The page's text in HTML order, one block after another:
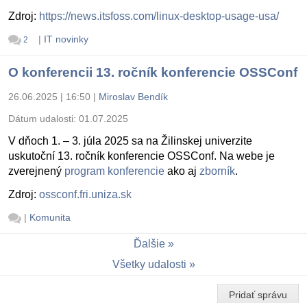
Zdroj: https://news.itsfoss.com/linux-desktop-usage-usa/
2 | IT novinky
O konferencii 13. ročník konferencie OSSConf
26.06.2025 | 16:50 | Miroslav Bendík
Dátum udalosti: 01.07.2025
V dňoch 1. – 3. júla 2025 sa na Žilinskej univerzite
uskutoční 13. ročník konferencie OSSConf. Na webe je
zverejnený program konferencie ako aj zborník.
Zdroj: ossconf.fri.uniza.sk
| Komunita
Ďalšie
Všetky udalosti
Pridať správu